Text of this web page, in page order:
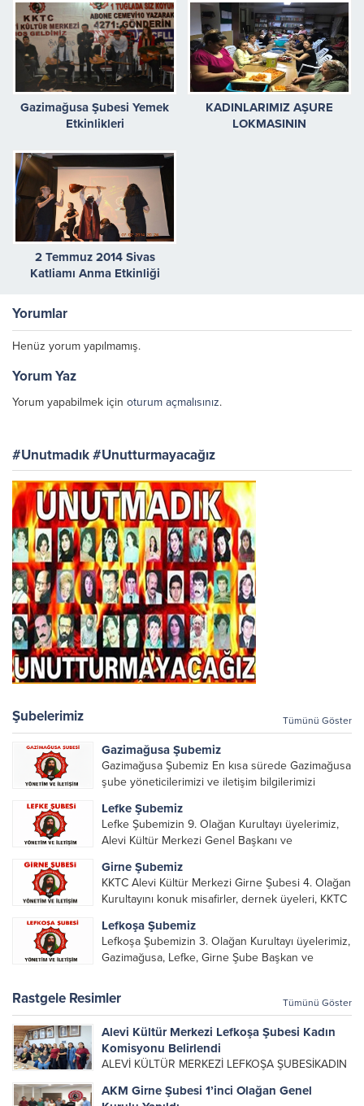
Gazimağusa Şubesi Yemek
Etkinlikleri
KADINLARIMIZ AŞURE
LOKMASININ
2 Temmuz 2014 Sivas
Katliamı Anma Etkinliği
Yorumlar
Henüz yorum yapılmamış.
Yorum Yaz
Yorum yapabilmek için oturum açmalısınız.
#Unutmadık #Unutturmayacağız
Şubelerimiz Tümünü Göster
Gazimağusa Şubemiz
Gazimağusa Şubemiz En kısa sürede Gazimağusa
şube yöneticilerimizi ve iletişim bilgilerimizi
Lefke Şubemiz
Lefke Şubemizin 9. Olağan Kurultayı üyelerimiz,
Alevi Kültür Merkezi Genel Başkanı ve
katılımı ile gerçekleşti. Önceki dönemde görev
alarak emek veren, katkı koyan cümle canların...
Girne Şubemiz
KKTC Alevi Kültür Merkezi Girne Şubesi 4. Olağan
Kurultayını konuk misafirler, dernek üyeleri, KKTC
yönetim kurulu, şube başkanları ve yönetim
organlarının katılımıyla gerçekleşti....
Lefkoşa Şubemiz
Lefkoşa Şubemizin 3. Olağan Kurultayı üyelerimiz,
Gazimağusa, Lefke, Girne Şube Başkan ve
üyelerinin katılımı ile gerçekleşti. Önceki
dönemde görev alan, emek veren, katkı koyan...
Rastgele Resimler Tümünü Göster
Alevi Kültür Merkezi Lefkoşa Şubesi Kadın
Komisyonu Belirlendi
ALEVİ KÜLTÜR MERKEZİ LEFKOŞA ŞUBESİKADIN
üyelerimiz,Alevi Kültür Merkezi Lefkoşa Şubesi
AKM Girne Şubesi 1’inci Olağan Genel